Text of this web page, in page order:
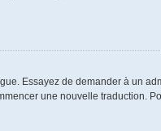
Essayez de demander à un
une nouvelle traduction.